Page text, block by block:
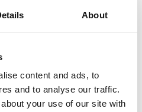
About
content and ads, to
and to analyse our traffic.
your use of our site with
privata boende för
på hemsidan.
inte direkt utan
godkännas och byggas
på turistbyrån. Vid frågor,